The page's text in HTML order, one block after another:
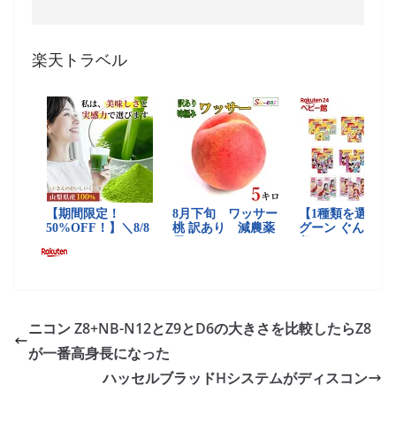
楽天トラベル
ニコン Z8+NB-N12とZ9とD6の大きさを比較したらZ8
が一番高身長になった
ハッセルブラッドHシステムがディスコン